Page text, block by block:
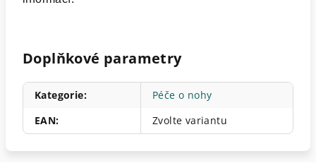
Doplňkové parametry
Kategorie:
Péče o nohy
EAN: Zvolte variantu